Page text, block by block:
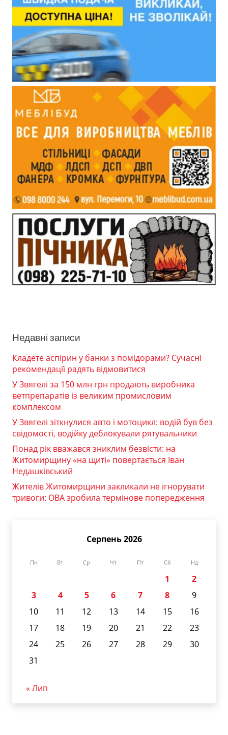
Недавні записи
Кладете аспірин у банки з помідорами? Сучасні
рекомендації радять відмовитися
У Звягелі за 150 млн грн продають виробника
ветпрепаратів із великим промисловим
комплексом
У Звягелі зіткнулися авто і мотоцикл: водій був без
свідомості, водійку деблокували рятувальники
Понад рік вважався зниклим безвісти: на
Житомирщину «на щиті» повертається Іван
Недашківський
Жителів Житомирщини закликали не ігнорувати
тривоги: ОВА зробила термінове попередження
Серпень 2026
Пн Вт Ср Чт Пт Сб Нд
1
2
3
4 5 6 7 8
9
10
11 12 13 14 15
16
17
18 19 20 21 22
23
24
25 26 27 28 29
30
31
« Лип